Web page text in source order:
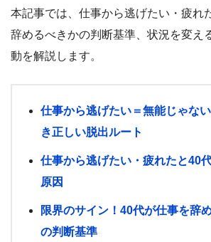
本記事では、仕事から逃げたい・疲れ
辞めるべきかの判断基準、状況を変え
動を解説します。
仕事から逃げたい＝無能じゃな
き正しい脱出ルート
仕事から逃げたい・疲れたと40
原因
限界のサイン！40代が仕事を辞
の判断基準